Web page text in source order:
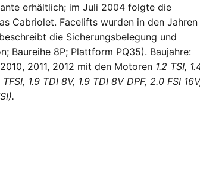
erhältlich; im Juli 2004 folgte die
Cabriolet. Facelifts wurden in den Jahren
die Sicherungsbelegung und
Baureihe 8P; Plattform PQ35). Baujahre:
2011, 2012 mit den Motoren 1.2 TSI,
1.9 TDI 8V, 1.9 TDI 8V DPF, 2.0 FSI